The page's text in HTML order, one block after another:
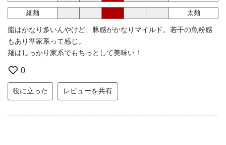
細麺 太麺
脂はかなり多いんやけど、豚感がかなりマイルド。若干の魚粉感
もあり準家系って感じ。
麺はしっかり家系でもちっとして美味い！
0
役に立った レビューを共有